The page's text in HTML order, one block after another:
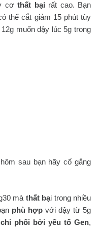
cơthất bại rất cao. Bạn
thể cắt giảm 15 phút tùy
muốn dậy lúc 5g trong
sau bạn hãy cố gắng
mà thất bại trong nhiều
phù hợp với dậy từ 5g
chi phối bởi yếu tố Gen,